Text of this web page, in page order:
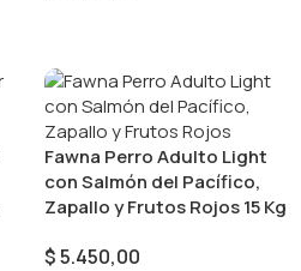
Fawna Perro Adulto Light
con Salmón del Pacífico,
Zapallo y Frutos Rojos 15 Kg
$5.450,00